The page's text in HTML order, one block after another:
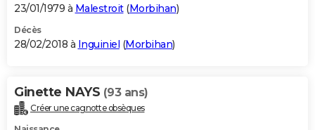
23/01/1979 à Malestroit(Morbihan)
Décès
28/02/2018 à Inguiniel (Morbihan)
Ginette NAYS (93 ans)
Créer une cagnotte obsèques